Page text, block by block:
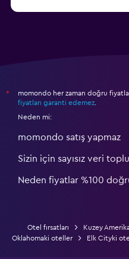
*
momondo her zaman doğru
fiyatları garanti edemez
Neden mi:
momondo satış yapmaz
Sizin için sayısız veri
Neden fiyatlar %100
Otel fırsatları Kuzey
Oklahomaki oteller
Elk Cityki